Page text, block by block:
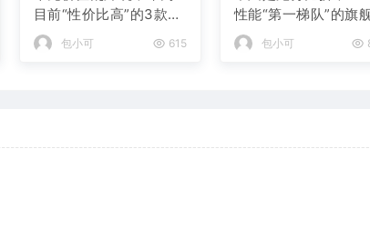
目前“性价比高”的3款手
机
包小可 615
性能“第一梯队”的旗
机
包小可